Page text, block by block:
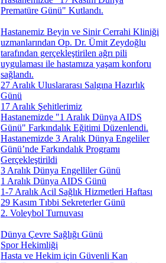
Prematüre Günü" Kutlandı.
Hastanemiz Beyin ve Sinir Cerrahi Kliniği
uzmanlarından Op. Dr. Ümit Zeydoğlu
tarafından gerçekleştirilen ağrı pili
uygulaması ile hastamıza yaşam konforu
sağlandı.
27 Aralık Uluslararası Salgına Hazırlık
Günü
17 Aralık Şehitlerimiz
Hastanemizde "1 Aralık Dünya AIDS
Günü" Farkındalık Eğitimi Düzenlendi.
Hastanemizde 3 Aralık Dünya Engeliler
Günü’nde Farkındalık Programı
Gerçekleştirildi
3 Aralık Dünya Engelliler Günü
1 Aralık Dünya AIDS Günü
1-7 Aralık Acil Sağlık Hizmetleri Haftası
29 Kasım Tıbbi Sekreterler Günü
2. Voleybol Turnuvası
Dünya Çevre Sağlığı Günü
Spor Hekimliği
Hasta ve Hekim için Güvenli Kan